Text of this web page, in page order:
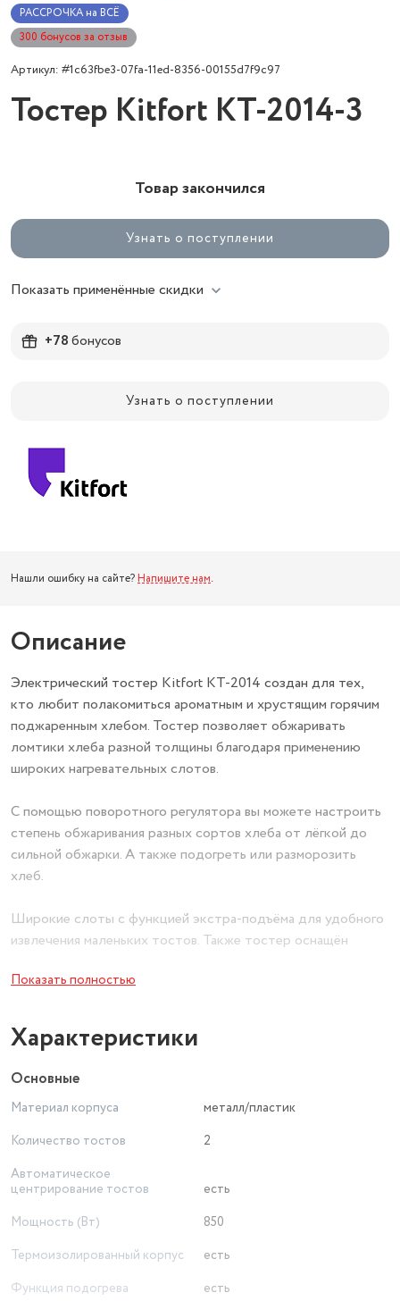
РАССРОЧКА на ВСЁ
300 бонусов за отзыв
Артикул: #1c63fbe3-07fa-11ed-8356-00155d7f9c97
Тостер Kitfort KT-2014-3
Товар закончился
Узнать о поступлении
Показать применённые скидки
+78бонусов
Узнать о поступлении
Нашли ошибку на сайте? Напишите нам.
Описание
Электрический тостер Kitfort KT-2014 создан для тех,
кто любит полакомиться ароматным и хрустящим горячим
поджаренным хлебом. Тостер позволяет обжаривать
ломтики хлеба разной толщины благодаря применению
широких нагревательных слотов.
С помощью поворотного регулятора вы можете настроить
степень обжаривания разных сортов хлеба от лёгкой до
сильной обжарки. А также подогреть или разморозить
хлеб.
Широкие слоты с функцией экстра-подъёма для удобного
извлечения маленьких тостов. Также тостер оснащён
найти именно то, что подходит Вашей кухне!
Показать полностью
Характеристики
Основные
Материал корпуса
металл/пластик
Количество тостов
2
Автоматическое
центрирование тостов
есть
Мощность (Вт)
850
Термоизолированный корпус
есть
Функция подогрева
есть